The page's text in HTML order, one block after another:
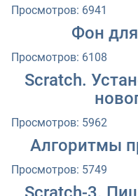
Просмотров: 6941
Фон
Просмотров: 6108
Scratch.
Просмотров: 5962
Алгоритмы
Просмотров: 5749